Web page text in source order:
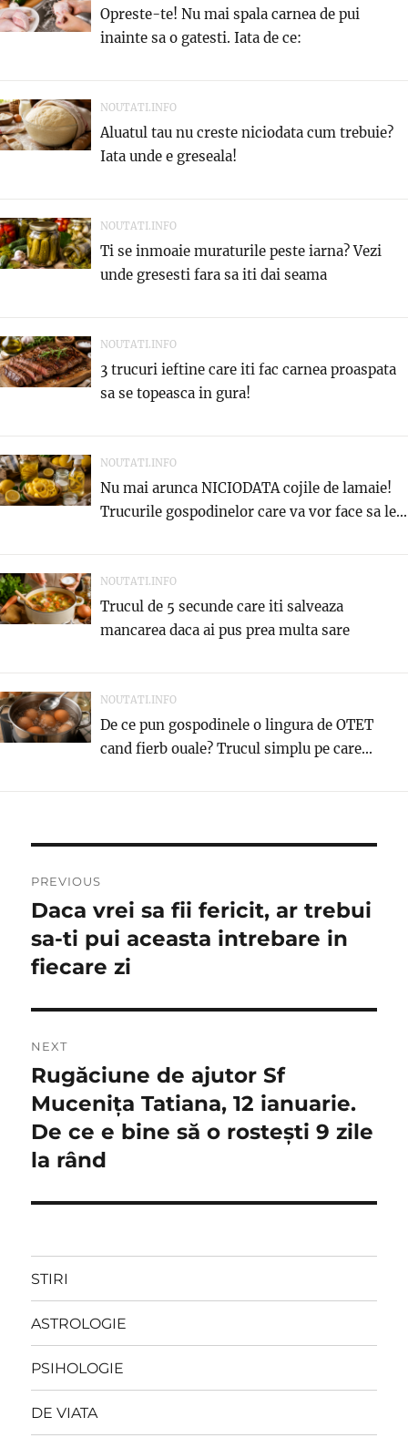
Opreste-te! Nu mai spala carnea de pui
inainte sa o gatesti. Iata de ce:
NOUTATI.INFO
Aluatul tau nu creste niciodata cum trebuie?
Iata unde e greseala!
NOUTATI.INFO
Ti se inmoaie muraturile peste iarna? Vezi
unde gresesti fara sa iti dai seama
NOUTATI.INFO
3 trucuri ieftine care iti fac carnea proaspata
sa se topeasca in gura!
NOUTATI.INFO
Nu mai arunca NICIODATA cojile de lamaie!
Trucurile gospodinelor care va vor face sa le...
NOUTATI.INFO
Trucul de 5 secunde care iti salveaza
mancarea daca ai pus prea multa sare
NOUTATI.INFO
De ce pun gospodinele o lingura de OTET
cand fierb ouale? Trucul simplu pe care...
în
articole
PREVIOUS
Previous
post:
Daca vrei sa fii fericit, ar trebui
sa-ti pui aceasta intrebare in
fiecare zi
NEXT
Next
post:
Rugăciune de ajutor Sf
Mucenița Tatiana, 12 ianuarie.
De ce e bine să o rostești 9 zile
la rând
STIRI
ASTROLOGIE
PSIHOLOGIE
DE VIATA